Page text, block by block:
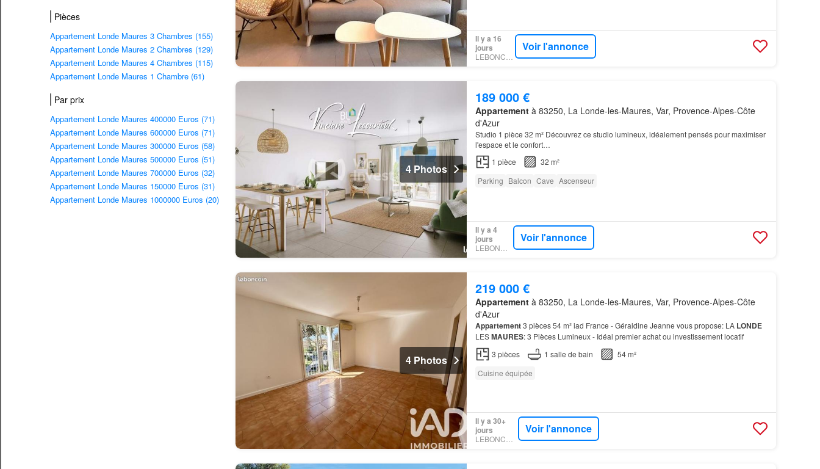
Pièces
Appartement Londe Maures 3 Chambres (155)
Appartement Londe Maures 2 Chambres (129)
Appartement Londe Maures 4 Chambres (115)
Appartement Londe Maures 1 Chambre (61)
Par prix
Appartement Londe Maures 400000 Euros (71)
Appartement Londe Maures 600000 Euros (71)
Appartement Londe Maures 300000 Euros (58)
Appartement Londe Maures 500000 Euros (51)
Appartement Londe Maures 700000 Euros (32)
Appartement Londe Maures 150000 Euros (31)
Appartement Londe Maures 1000000 Euros (20)
Il y a 16
jours
Voir l'annonce
4 Photos
189 000 €
Appartementà 83250, La Londe-les-Maures, Var, Provence-Alpes-Côte
d'Azur
Studio 1 pièce 32 m² Découvrez ce studio lumineux, idéalement pensés pour maximiser
l'espace et le confort…
1 pièce
32 m²
Parking Balcon Cave Ascenseur
Il y a 4
jours
Voir l'annonce
4 Photos
219 000 €
Appartementà 83250, La Londe-les-Maures, Var, Provence-Alpes-Côte
d'Azur
Appartement3 pièces 54 m² iad France - Géraldine Jeanne vous propose: LA LONDE
LESMAURES: 3 Pièces Lumineux - Idéal premier achat ou investissement locatif
3 pièces 1 salle de bain
54 m²
Cuisine équipée
Il y a 30+
jours
Voir l'annonce